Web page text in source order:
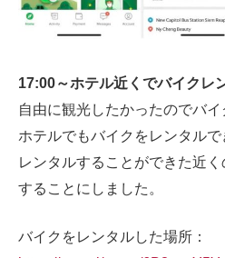
17:00～ホテル近くでバイクレ
自由に観光したかったのでバイ
ホテルでもバイクをレンタルで
レンタルすることができた近
することにしました。
バイクをレンタルした場所：